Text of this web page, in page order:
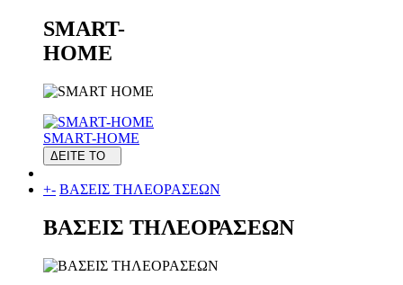
SMART-
HOME
SMART-HOME
ΔΕΙΤΕ ΤΟ
+- ΒΑΣΕΙΣ ΤΗΛΕΟΡΑΣΕΩΝ
ΒΑΣΕΙΣ ΤΗΛΕΟΡΑΣΕΩΝ